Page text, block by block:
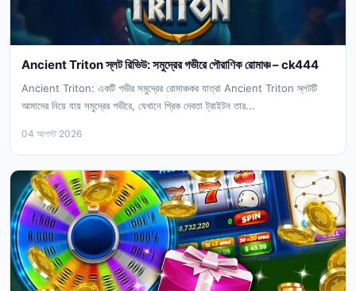
Ancient Triton স্লট রিভিউ: সমুদ্রের গভীরে পৌরাণিক রোমাঞ্চ – ck444
Ancient Triton: একটি গভীর সমুদ্রের রোমাঞ্চকর যাত্রা Ancient Triton স্লটটি
আমাদের নিয়ে যায় সমুদ্রের গভীরে, যেখানে গ্রিক দেবতা ট্রাইটন তার...
04 আগস্ট 2026